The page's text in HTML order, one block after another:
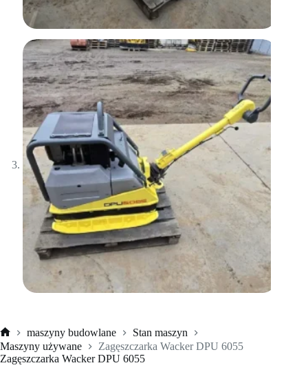
Strona
główna
maszyny budowlane
Stan maszyn
Maszyny używane
Zagęszczarka Wacker DPU 6055
Zagęszczarka Wacker DPU 6055